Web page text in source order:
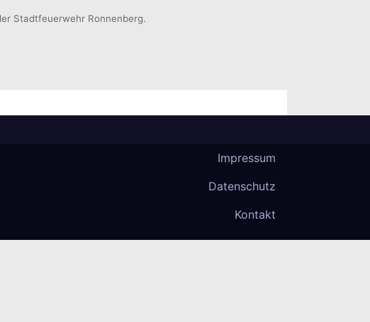
Stadtfeuerwehr Ronnenberg.
Impressum
Datenschutz
Kontakt